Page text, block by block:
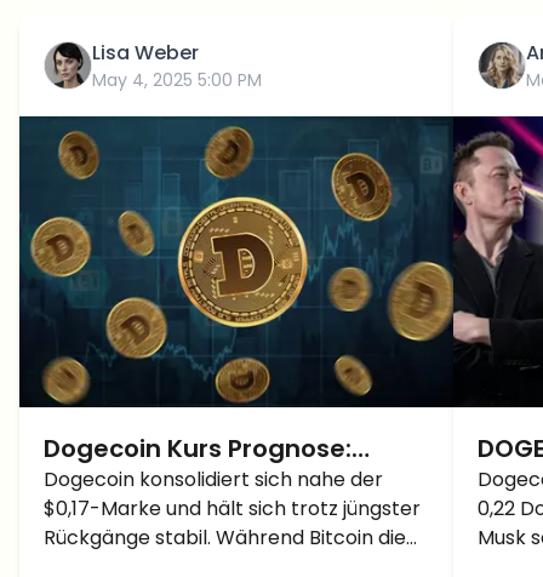
Lisa Weber
May 4, 2025 5:00 PM
Dogecoin Kurs Prognose:
Macht sich DOGE bereit für den
Ausbruch über 0.20 Dollar?
Dogecoin konsolidiert sich nahe der
$0,17-Marke und hält sich trotz jüngster
Rückgänge stabil. Während Bitcoin die
und
zu 1
0,22
Musk